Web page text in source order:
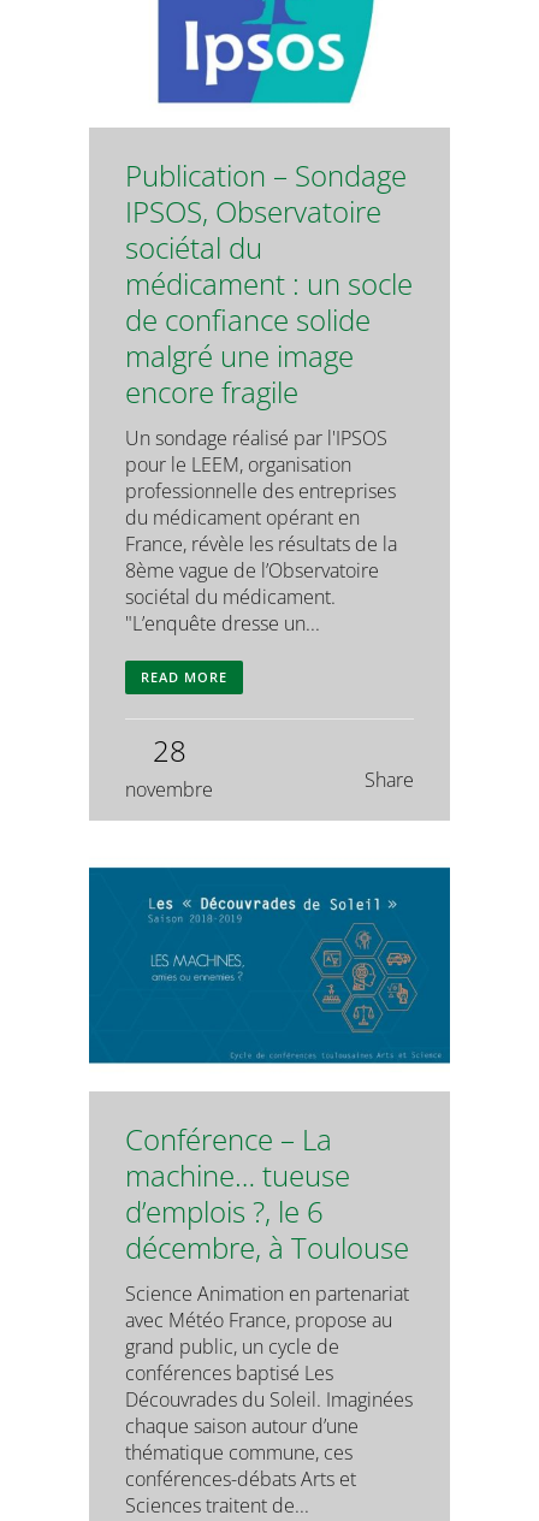
Publication – Sondage
IPSOS, Observatoire
sociétal du
médicament : un socle
de confiance solide
malgré une image
encore fragile
Un sondage réalisé par l'IPSOS
pour le LEEM, organisation
professionnelle des entreprises
du médicament opérant en
France, révèle les résultats de la
8ème vague de l’Observatoire
sociétal du médicament.
"L’enquête dresse un...
READ MORE
28
novembre Share
Conférence – La
machine… tueuse
d’emplois ?, le 6
décembre, à Toulouse
Science Animation en partenariat
avec Météo France, propose au
grand public, un cycle de
conférences baptisé Les
Découvrades du Soleil. Imaginées
chaque saison autour d’une
thématique commune, ces
conférences-débats Arts et
Sciences traitent de...